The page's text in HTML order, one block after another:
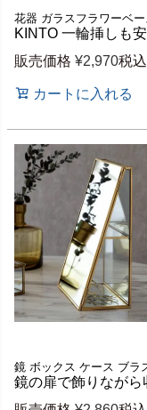
販売価格 ¥2,970税込
カートに入れる